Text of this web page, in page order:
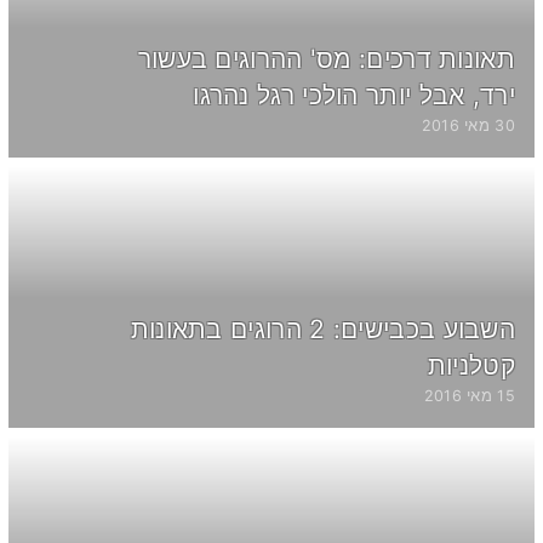
תאונות דרכים: מס' ההרוגים בעשור
ירד, אבל יותר הולכי רגל נהרגו
30 מאי 2016
השבוע בכבישים: 2 הרוגים בתאונות
קטלניות
15 מאי 2016